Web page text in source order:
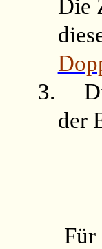
Die
3.
der
Für